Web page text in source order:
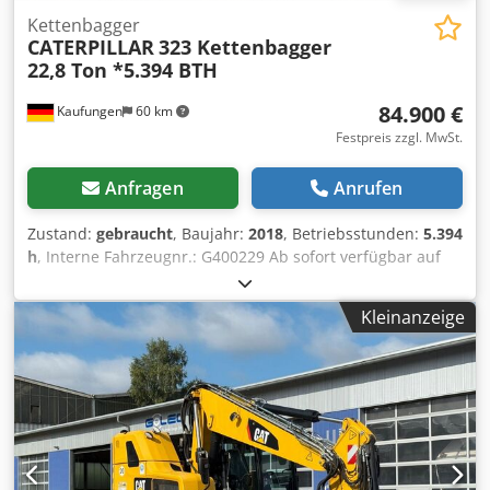
Kaufungen 60 km
Kettenbagger
CATERPILLAR323 Kettenbagger
22,8 Ton *5.394 BTH
84.900 €
Festpreis zzgl. MwSt.
Anfragen Anrufen
Zustand: gebraucht, Baujahr: 2018, Betriebsstunden: 5.394
h, Interne Fahrzeugnr.: G400229 Ab sofort verfügbar auf
unserem Hof in Kaufungen. Mehr INFO unter: * Luis
Lucena * Viktoria Sologubova Deutsch CAT 323
Kettenbagger | 22,8 t | Baujahr 2018 | 5.394
Betriebsstunden Zum Verkauf steht ein gebrauchter CAT
323 Kettenbagger aus dem Baujahr 2018. Mit einem
Betriebsgewicht von 22.800 kg eignet sich die Maschine
ideal für Erdbewegungs-, Tiefbau-, Abbruch- und
Baustellenarbeiten. Technische Daten: * Hersteller/Modell:
CAT 323 * Fahrzeugart: Kettenbagger * Baujahr: 2018 *
Kleinanzeige